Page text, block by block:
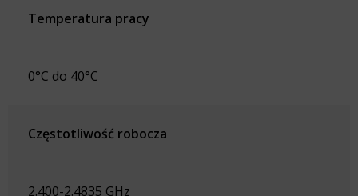
Temperatura pracy
0°C do 40°C
Częstotliwość robocza
2.400-2.4835 GHz